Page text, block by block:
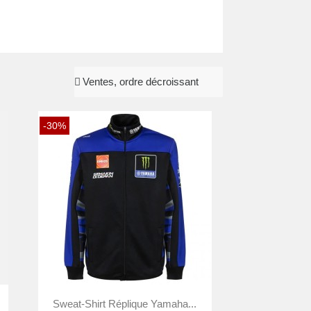
-30%
Aperçu rapide
Sweat-Shirt Réplique Yamaha...